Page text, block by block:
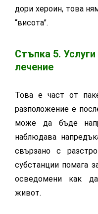
дори хероин, това
“висота”.
Стъпка 5.
лечение
Това е част от
разположение е
може да бъде
наблюдава
свързано с
субстанции помага
осведомени как
живот.